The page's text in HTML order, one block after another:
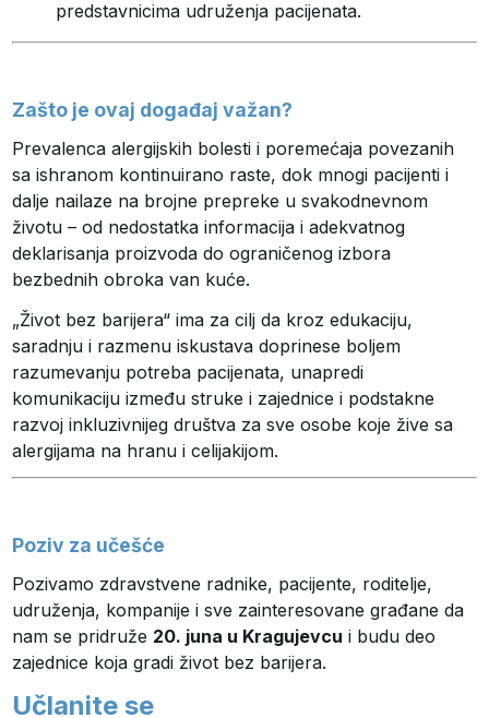
predstavnicima udruženja pacijenata.
Zašto je ovaj događaj važan?
Prevalenca alergijskih bolesti i poremećaja povezanih
sa ishranom kontinuirano raste, dok mnogi pacijenti i
dalje nailaze na brojne prepreke u svakodnevnom
životu – od nedostatka informacija i adekvatnog
deklarisanja proizvoda do ograničenog izbora
bezbednih obroka van kuće.
„Život bez barijera“ ima za cilj da kroz edukaciju,
saradnju i razmenu iskustava doprinese boljem
razumevanju potreba pacijenata, unapredi
komunikaciju između struke i zajednice i podstakne
razvoj inkluzivnijeg društva za sve osobe koje žive sa
alergijama na hranu i celijakijom.
Poziv za učešće
Pozivamo zdravstvene radnike, pacijente, roditelje,
udruženja, kompanije i sve zainteresovane građane da
nam se pridruže 20. juna u Kragujevcu i budu deo
zajednice koja gradi život bez barijera.
Učlanite se